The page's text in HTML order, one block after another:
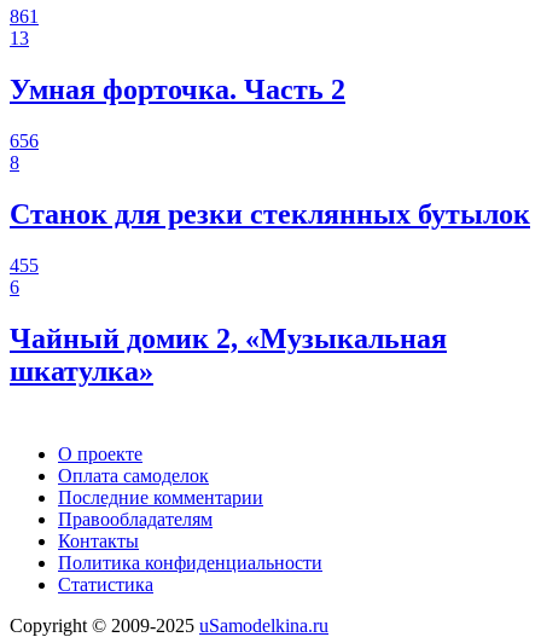
861
13
Умная форточка. Часть 2
656
8
Станок для резки стеклянных бутылок
455
6
Чайный домик 2, «Музыкальная
шкатулка»
О проекте
Оплата самоделок
Последние комментарии
Правообладателям
Контакты
Политика конфиденциальности
Статистика
Copyright © 2009-2025 uSamodelkina.ru